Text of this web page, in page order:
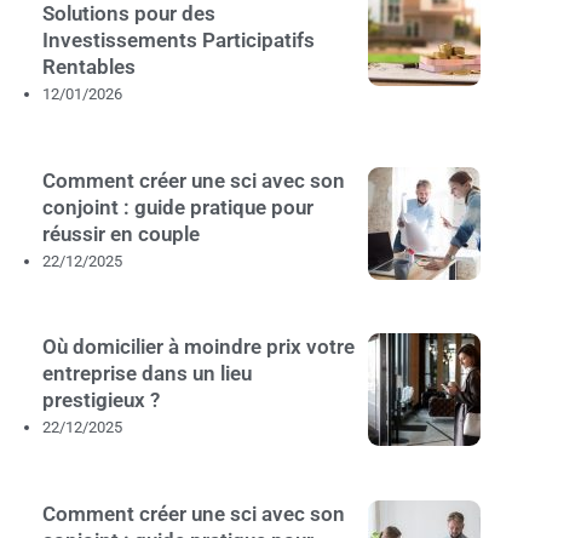
Solutions pour des
Investissements Participatifs
Rentables
12/01/2026
Comment créer une sci avec son
conjoint : guide pratique pour
réussir en couple
22/12/2025
Où domicilier à moindre prix votre
entreprise dans un lieu
prestigieux ?
22/12/2025
Comment créer une sci avec son